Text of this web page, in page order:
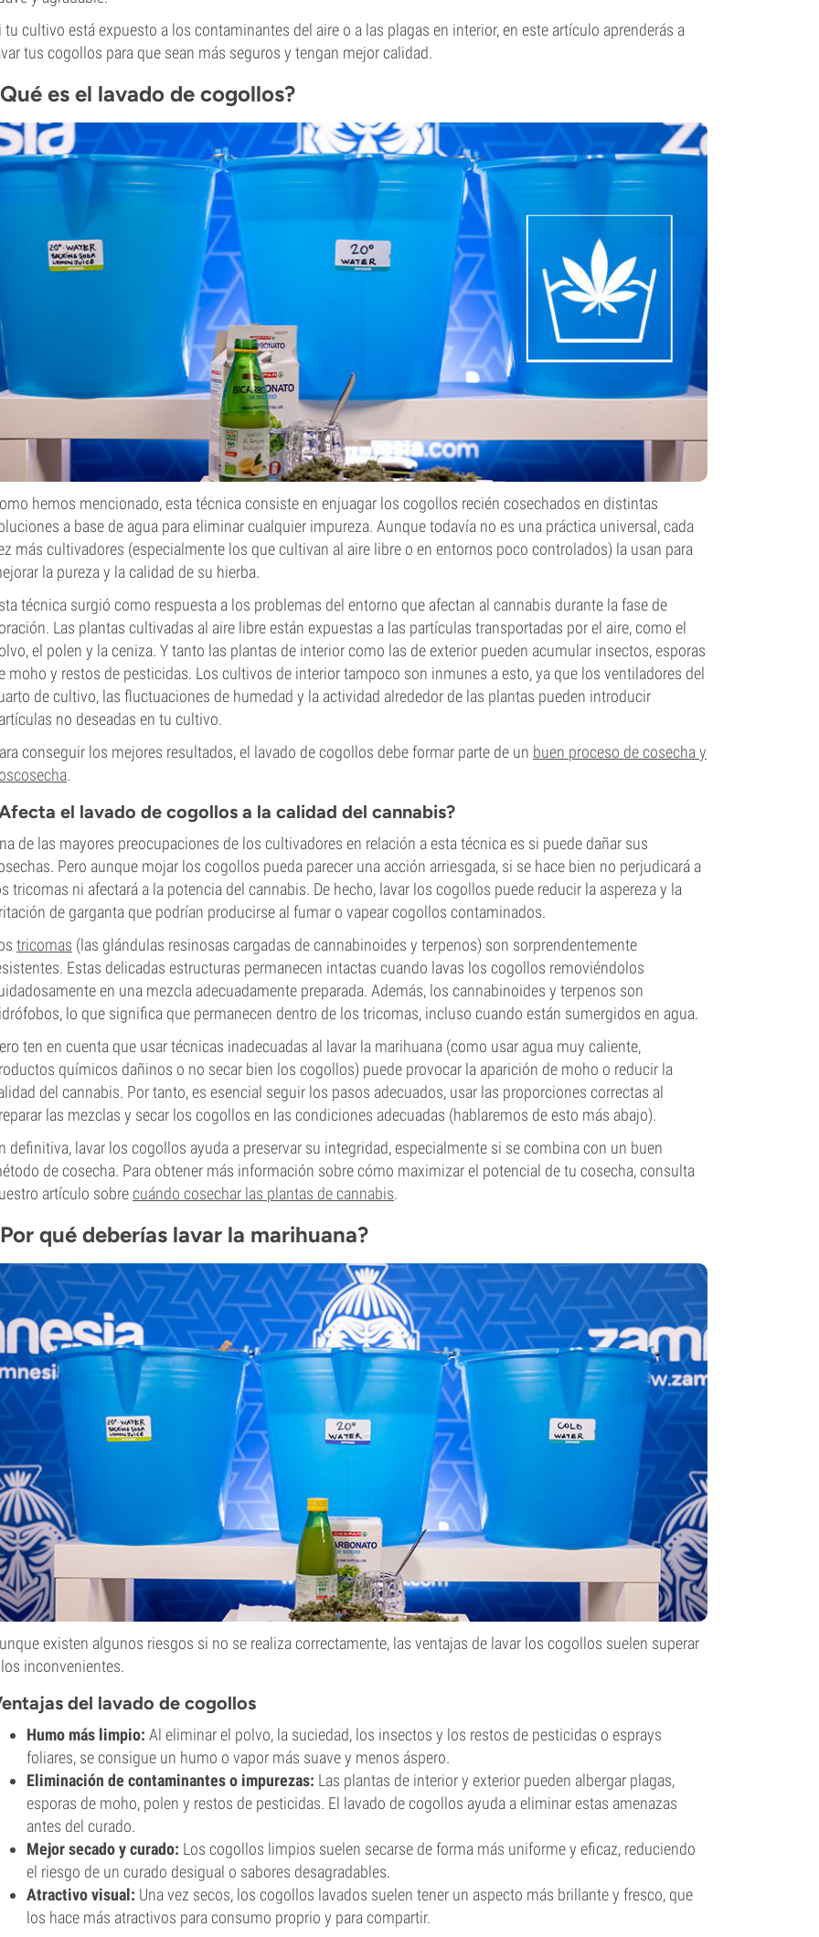
tu cultivo está expuesto a los contaminantes del aire o a las plagas en interior, en este artículo aprenderás a
tus cogollos para que sean más seguros y tengan mejor calidad.
es el lavado de cogollos?
hemos mencionado, esta técnica consiste en enjuagar los cogollos recién cosechados en distintas
a base de agua para eliminar cualquier impureza. Aunque todavía no es una práctica universal, cada
más cultivadores (especialmente los que cultivan al aire libre o en entornos poco controlados) la usan para
la pureza y la calidad de su hierba.
técnica surgió como respuesta a los problemas del entorno que afectan al cannabis durante la fase de
Las plantas cultivadas al aire libre están expuestas a las partículas transportadas por el aire, como el
el polen y la ceniza. Y tanto las plantas de interior como las de exterior pueden acumular insectos, esporas
moho y restos de pesticidas. Los cultivos de interior tampoco son inmunes a esto, ya que los ventiladores del
de cultivo, las fluctuaciones de humedad y la actividad alrededor de las plantas pueden introducir
no deseadas en tu cultivo.
conseguir los mejores resultados, el lavado de cogollos debe formar parte de un buen proceso de cosecha y
.
el lavado de cogollos a la calidad del cannabis?
de las mayores preocupaciones de los cultivadores en relación a esta técnica es si puede dañar sus
Pero aunque mojar los cogollos pueda parecer una acción arriesgada, si se hace bien no perjudicará a
tricomas ni afectará a la potencia del cannabis. De hecho, lavar los cogollos puede reducir la aspereza y la
de garganta que podrían producirse al fumar o vapear cogollos contaminados.
tricomas (las glándulas resinosas cargadas de cannabinoides y terpenos) son sorprendentemente
Estas delicadas estructuras permanecen intactas cuando lavas los cogollos removiéndolos
en una mezcla adecuadamente preparada. Además, los cannabinoides y terpenos son
lo que significa que permanecen dentro de los tricomas, incluso cuando están sumergidos en agua.
ten en cuenta que usar técnicas inadecuadas al lavar la marihuana (como usar agua muy caliente,
químicos dañinos o no secar bien los cogollos) puede provocar la aparición de moho o reducir la
del cannabis. Por tanto, es esencial seguir los pasos adecuados, usar las proporciones correctas al
las mezclas y secar los cogollos en las condiciones adecuadas (hablaremos de esto más abajo).
definitiva, lavar los cogollos ayuda a preservar su integridad, especialmente si se combina con un buen
de cosecha. Para obtener más información sobre cómo maximizar el potencial de tu cosecha, consulta
artículo sobrecuándo cosechar las plantas de cannabis.
qué deberías lavar la marihuana?
existen algunos riesgos si no se realiza correctamente, las ventajas de lavar los cogollos suelen superar
inconvenientes.
del lavado de cogollos
Humo más limpio: Al eliminar el polvo, la suciedad, los insectos y los restos de pesticidas o esprays
foliares, se consigue un humo o vapor más suave y menos áspero.
Eliminación de contaminantes o impurezas: Las plantas de interior y exterior pueden albergar plagas,
esporas de moho, polen y restos de pesticidas. El lavado de cogollos ayuda a eliminar estas amenazas
antes del curado.
Mejor secado y curado: Los cogollos limpios suelen secarse de forma más uniforme y eficaz, reduciendo
el riesgo de un curado desigual o sabores desagradables.
Atractivo visual: Una vez secos, los cogollos lavados suelen tener un aspecto más brillante y fresco, que
los hace más atractivos para consumo proprio y para compartir.